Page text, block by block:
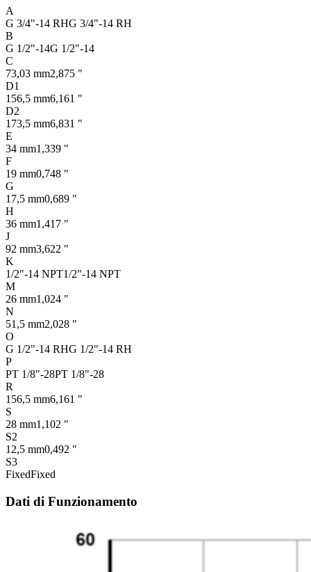
A
G 3/4"-14 RHG 3/4"-14 RH
B
G 1/2"-14G 1/2"-14
C
73,03 mm2,875 "
D1
156,5 mm6,161 "
D2
173,5 mm6,831 "
E
34 mm1,339 "
F
19 mm0,748 "
G
17,5 mm0,689 "
H
36 mm1,417 "
J
92 mm3,622 "
K
1/2"-14 NPT1/2"-14 NPT
M
26 mm1,024 "
N
51,5 mm2,028 "
O
G 1/2"-14 RHG 1/2"-14 RH
P
PT 1/8"-28PT 1/8"-28
R
156,5 mm6,161 "
S
28 mm1,102 "
S2
12,5 mm0,492 "
S3
FixedFixed
Dati di Funzionamento